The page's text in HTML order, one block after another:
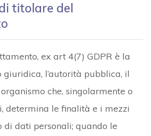
titolare del
ex art 4(7) GDPR è la
giuridica, l’autorità pubblica, il
che, singolarmente o
determina le finalità e i mezzi
dati personali; quando le